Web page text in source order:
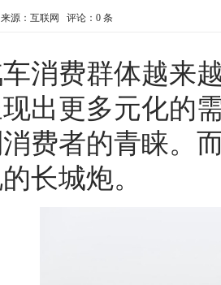
源：互联网 评论： 0 条
费群体越来越
出更多元化的
费者的青睐。
长城炮。